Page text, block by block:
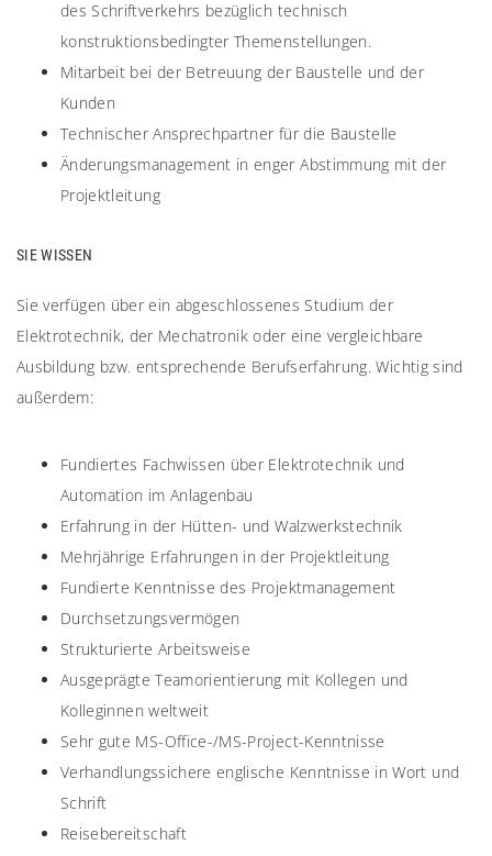
des Schriftverkehrs bezüglich technisch
konstruktionsbedingter Themenstellungen.
Mitarbeit bei der Betreuung der Baustelle und der
Kunden
Technischer Ansprechpartner für die Baustelle
Änderungsmanagement in enger Abstimmung mit der
Projektleitung
SIE WISSEN
Sie verfügen über ein abgeschlossenes Studium der
Elektrotechnik, der Mechatronik oder eine vergleichbare
Ausbildung bzw. entsprechende Berufserfahrung. Wichtig sind
außerdem:
Fundiertes Fachwissen über Elektrotechnik und
Automation im Anlagenbau
Erfahrung in der Hütten- und Walzwerkstechnik
Mehrjährige Erfahrungen in der Projektleitung
Fundierte Kenntnisse des Projektmanagement
Durchsetzungsvermögen
Strukturierte Arbeitsweise
Ausgeprägte Teamorientierung mit Kollegen und
Kolleginnen weltweit
Sehr gute MS-Office-/MS-Project-Kenntnisse
Verhandlungssichere englische Kenntnisse in Wort und
Schrift
Reisebereitschaft